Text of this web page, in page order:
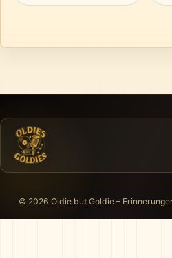
© 2026 Oldie but Goldie –